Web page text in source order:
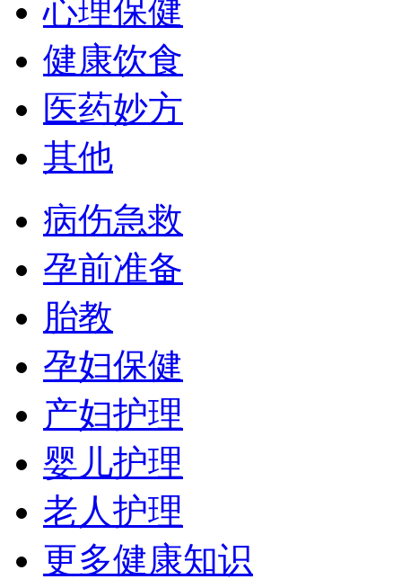
心理保健
健康饮食
医药妙方
其他
病伤急救
孕前准备
胎教
孕妇保健
产妇护理
婴儿护理
老人护理
更多健康知识